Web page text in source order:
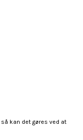
så kan det gøres ved at